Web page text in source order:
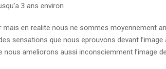
3 ans environ.
en realite nous ne sommes moyennement
sensations que nous eprouvons devant l’image
ameliorons aussi inconsciemment l’image